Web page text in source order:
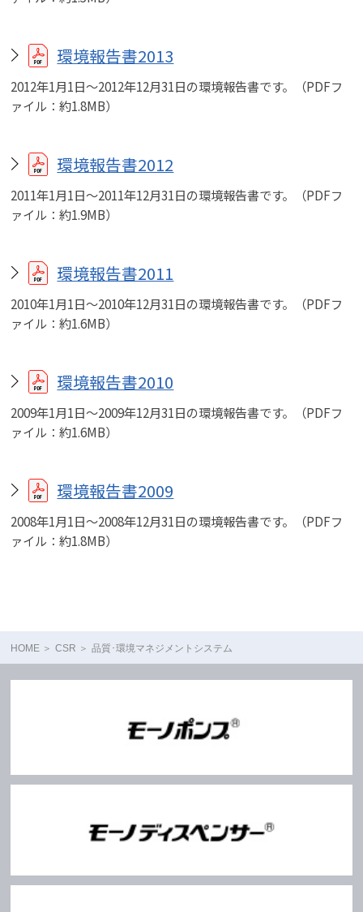
環境報告書2013
2012年1月1日～2012年12月31日の環境報告書です。（PDFフ
ァイル：約1.8MB）
環境報告書2012
2011年1月1日～2011年12月31日の環境報告書です。（PDFフ
ァイル：約1.9MB）
環境報告書2011
2010年1月1日～2010年12月31日の環境報告書です。（PDFフ
ァイル：約1.6MB）
環境報告書2010
2009年1月1日～2009年12月31日の環境報告書です。（PDFフ
ァイル：約1.6MB）
環境報告書2009
2008年1月1日～2008年12月31日の環境報告書です。（PDFフ
ァイル：約1.8MB）
HOME CSR 品質･環境マネジメントシステム